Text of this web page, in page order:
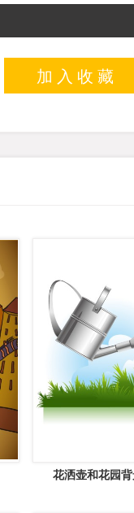
加入收藏
花洒壶和花园